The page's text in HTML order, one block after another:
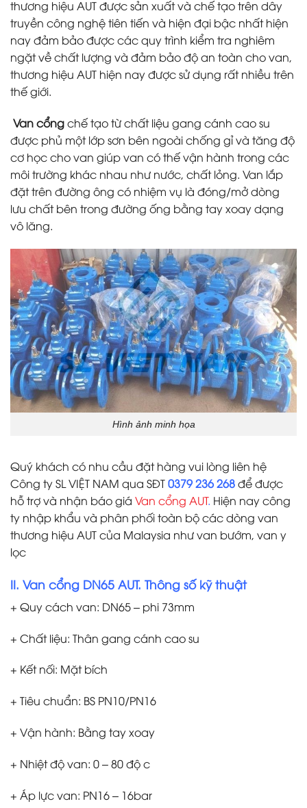
thương hiệu AUT được sản xuất và chế tạo trên dây
truyền công nghệ tiên tiến và hiện đại bậc nhất hiện
nay đảm bảo được các quy trình kiểm tra nghiêm
ngặt về chất lượng và đảm bảo độ an toàn cho van,
thương hiệu AUT hiện nay được sử dụng rất nhiều trên
thế giới.
Van cổngchế tạo từ chất liệu gang cánh cao su
được phủ một lớp sơn bên ngoài chống gỉ và tăng độ
cơ học cho van giúp van có thế vận hành trong các
môi trường khác nhau như nước, chất lỏng. Van lắp
đặt trên đường ông có nhiệm vụ là đóng/mở dòng
lưu chất bên trong đường ống bằng tay xoay dạng
vô lăng.
Hình ảnh minh họa
Quý khách có nhu cầu đặt hàng vui lòng liên hệ
Công ty SL VIỆT NAM qua SĐT0379 236 268để được
hỗ trợ và nhận báo giá Van cổng AUT. Hiện nay công
ty nhập khẩu và phân phối toàn bộ các dòng van
thương hiệu AUT của Malaysia như van bướm, van y
lọc
II. Van cổng DN65 AUT. Thông số kỹ thuật
+ Quy cách van: DN65 – phi 73mm
+ Chất liệu: Thân gang cánh cao su
+ Kết nối: Mặt bích
+ Tiêu chuẩn: BS PN10/PN16
+ Vận hành: Bằng tay xoay
+ Nhiệt độ van: 0 – 80 độ c
+ Áp lực van: PN16 – 16bar